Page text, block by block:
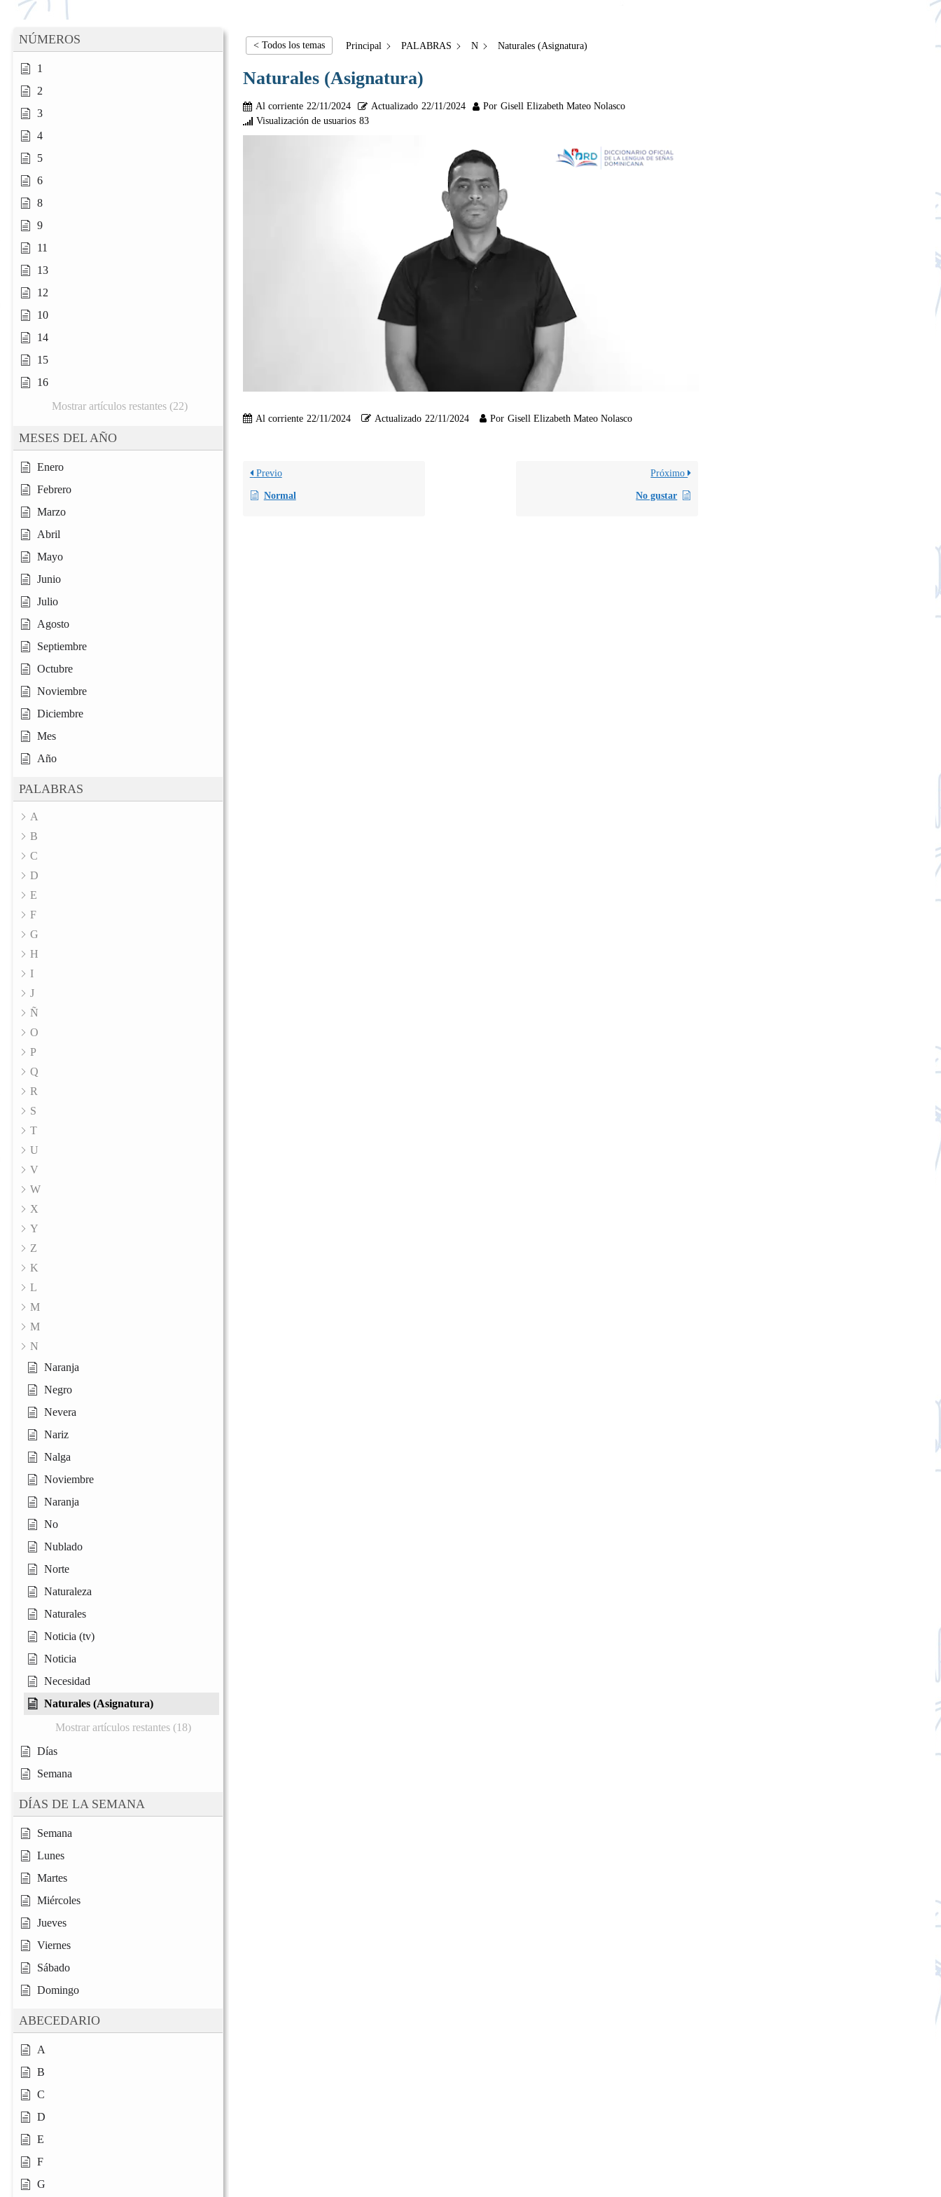
NÚMEROS
1
2
3
4
5
6
8
9
11
13
12
10
14
15
16
Mostrar artículos restantes (22)
MESES DEL AÑO
Enero
Febrero
Marzo
Abril
Mayo
Junio
Julio
Agosto
Septiembre
Octubre
Noviembre
Diciembre
Mes
Año
PALABRAS
A
B
C
D
E
F
G
H
I
J
Ñ
O
P
Q
R
S
T
U
V
W
X
Y
Z
K
L
M
M
N
Naranja
Negro
Nevera
Nariz
Nalga
Noviembre
Naranja
No
Nublado
Norte
Naturaleza
Naturales
Noticia (tv)
Noticia
Necesidad
Naturales (Asignatura)
Mostrar artículos restantes (18)
Días
Semana
DÍAS DE LA SEMANA
Semana
Lunes
Martes
Miércoles
Jueves
Viernes
Sábado
Domingo
ABECEDARIO
A
B
C
D
E
F
G
< Todos los temas Principal PALABRAS N Naturales (Asignatura)
Naturales (Asignatura)
Al corriente 22/11/2024 Actualizado 22/11/2024 Por Gisell Elizabeth Mateo Nolasco
Visualización de usuarios 83
Al corriente 22/11/2024 Actualizado 22/11/2024 Por Gisell Elizabeth Mateo Nolasco
Previo
Normal
Próximo
No gustar